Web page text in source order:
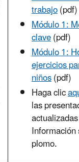
trabajo(pdf)
Módulo 1:
clave(pdf)
Módulo 1:
ejercicios
niños(pdf)
Haga clic
las
plomo.